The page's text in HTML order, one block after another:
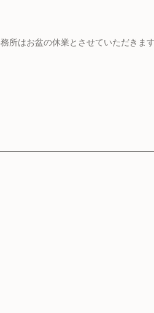
所はお盆の休業とさせていただきま